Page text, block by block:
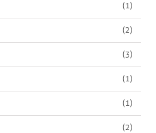
(1)
(2)
(3)
(1)
(1)
(2)